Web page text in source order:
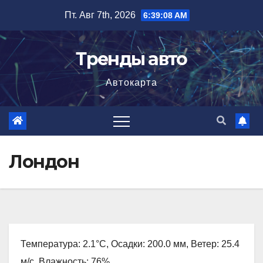
содержимому
Пт. Авг 7th, 2026 6:39:10 AM
Тренды авто
Автокарта
Лондон
Температура: 2.1°C, Осадки: 200.0 мм, Ветер: 25.4